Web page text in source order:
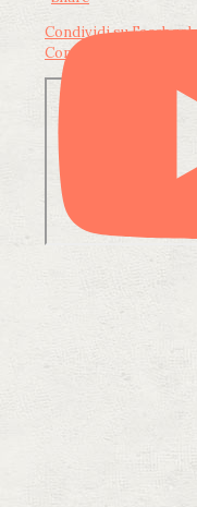
Condividi su Facebook
Condividi su LinkedIn